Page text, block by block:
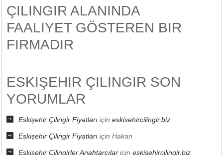
ÇILINGIR ALANINDA
FAALIYET GÖSTEREN BIR
FIRMADIR
ESKIŞEHIR ÇILINGIR SON
YORUMLAR
Eskişehir Çilingir Fiyatları içineskisehircilingir.biz
Eskişehir Çilingir Fiyatları içinHakan
Eskişehir Çilingirler Anahtarcılar içineskisehircilingir.biz